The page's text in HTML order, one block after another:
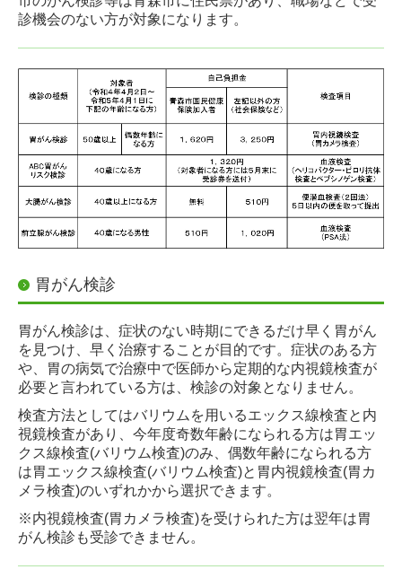
診機会のない方が対象になりま す。
胃がん検診
胃がん検診は、症状のない時期にできるだけ早く胃がん
を見つけ、早く治療することが目的です。症状のある方
や、胃の病気で治療中で医師から定期的な内視鏡検査が
必要と言われている方は、検診の対象となりません。
検査方法としてはバリウムを用いるエックス線検査と内
視鏡検査があり、今年度奇数年齢になられる方は胃エッ
クス線検査(バリウム検査)のみ、偶数年齢になられる方
は胃エックス線検査(バリウム検査)と胃内視鏡検査(胃カ
メラ検査)のいずれかから選択できます。
※内視鏡検査(胃カメラ検査)を受けられた方は翌年は胃
がん検診も受診できません。